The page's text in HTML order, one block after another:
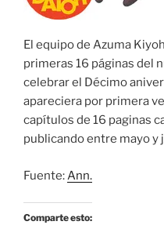
El equipo de Azuma
primeras 16 páginas del
celebrar el Décimo
apareciera por primera
capítulos de 16 paginas
publicando entre mayo y
Fuente:Ann.
Comparte esto: